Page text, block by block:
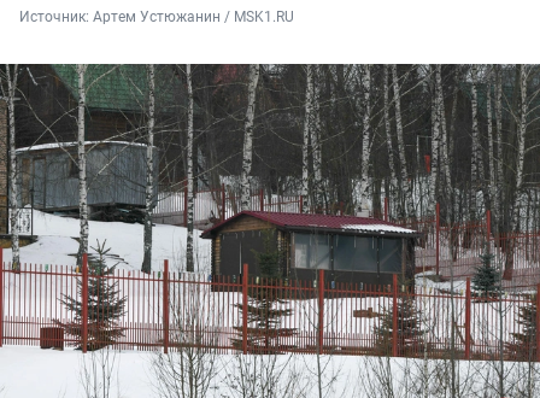
Источник: Артем Устюжанин / MSK1.RU